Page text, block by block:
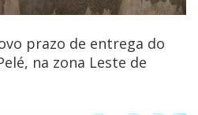
prazo de entrega do
na zona Leste de